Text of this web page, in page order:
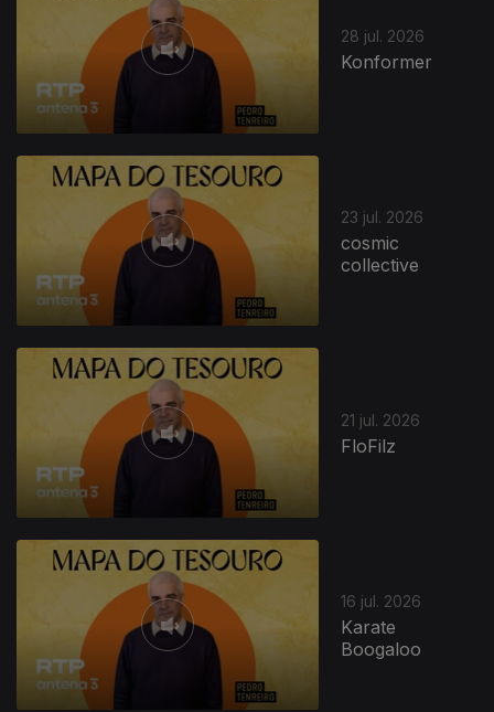
28 jul. 2026
Konformer
23 jul. 2026
cosmic
collective
21 jul. 2026
FloFilz
16 jul. 2026
Karate
Boogaloo